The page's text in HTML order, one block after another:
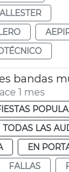
1 mes
TODAS LAS
EN
FALLAS